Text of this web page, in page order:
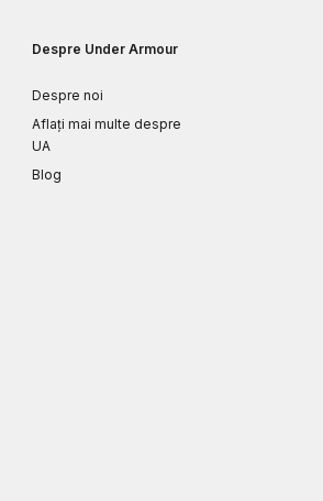
Despre Under Armour
Despre noi
Aflați mai multe despre
UA
Blog